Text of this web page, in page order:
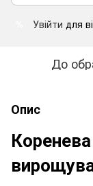
Увійти для
До
Опис